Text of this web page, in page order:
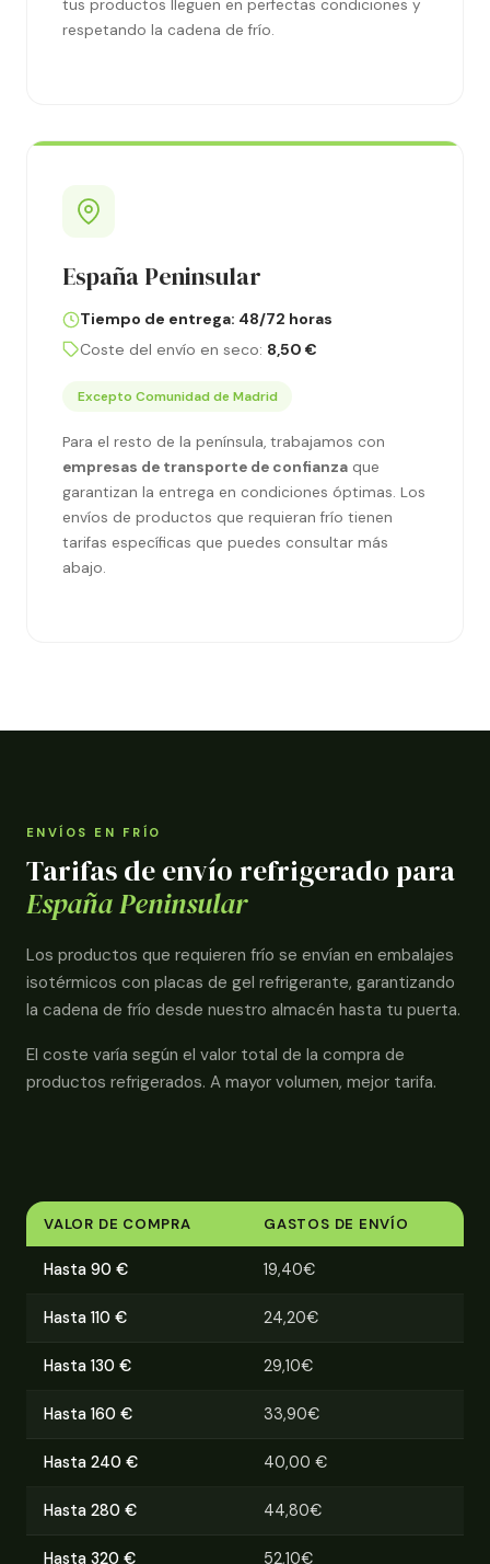
tus productos lleguen en perfectas condiciones y
respetando la cadena de frío.
España Peninsular
Tiempo de entrega: 48/72 horas
Coste del envío en seco: 8,50 €
Excepto Comunidad de Madrid
Para el resto de la península, trabajamos con
empresas de transporte de confianza que
garantizan la entrega en condiciones óptimas. Los
envíos de productos que requieran frío tienen
tarifas específicas que puedes consultar más
abajo.
ENVÍOS EN FRÍO
Tarifas de envío refrigerado para
España Peninsular
Los productos que requieren frío se envían en embalajes
isotérmicos con placas de gel refrigerante, garantizando
la cadena de frío desde nuestro almacén hasta tu puerta.
El coste varía según el valor total de la compra de
productos refrigerados. A mayor volumen, mejor tarifa.
VALOR DE COMPRA GASTOS DE ENVÍO
Hasta 90 € 19,40€
Hasta 110 € 24,20€
Hasta 130 € 29,10€
Hasta 160 € 33,90€
Hasta 240 € 40,00 €
Hasta 280 € 44,80€
Hasta 320 € 52,10€